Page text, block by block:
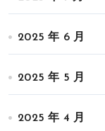
2025 年 6 月
2025 年 5 月
2025 年 4 月